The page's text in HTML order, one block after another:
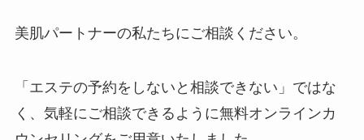
美肌パートナーの私たちにご相談ください。
「エステの予約をしないと相談できない」ではな
く、気軽にご相談できるように無料オンラインカ